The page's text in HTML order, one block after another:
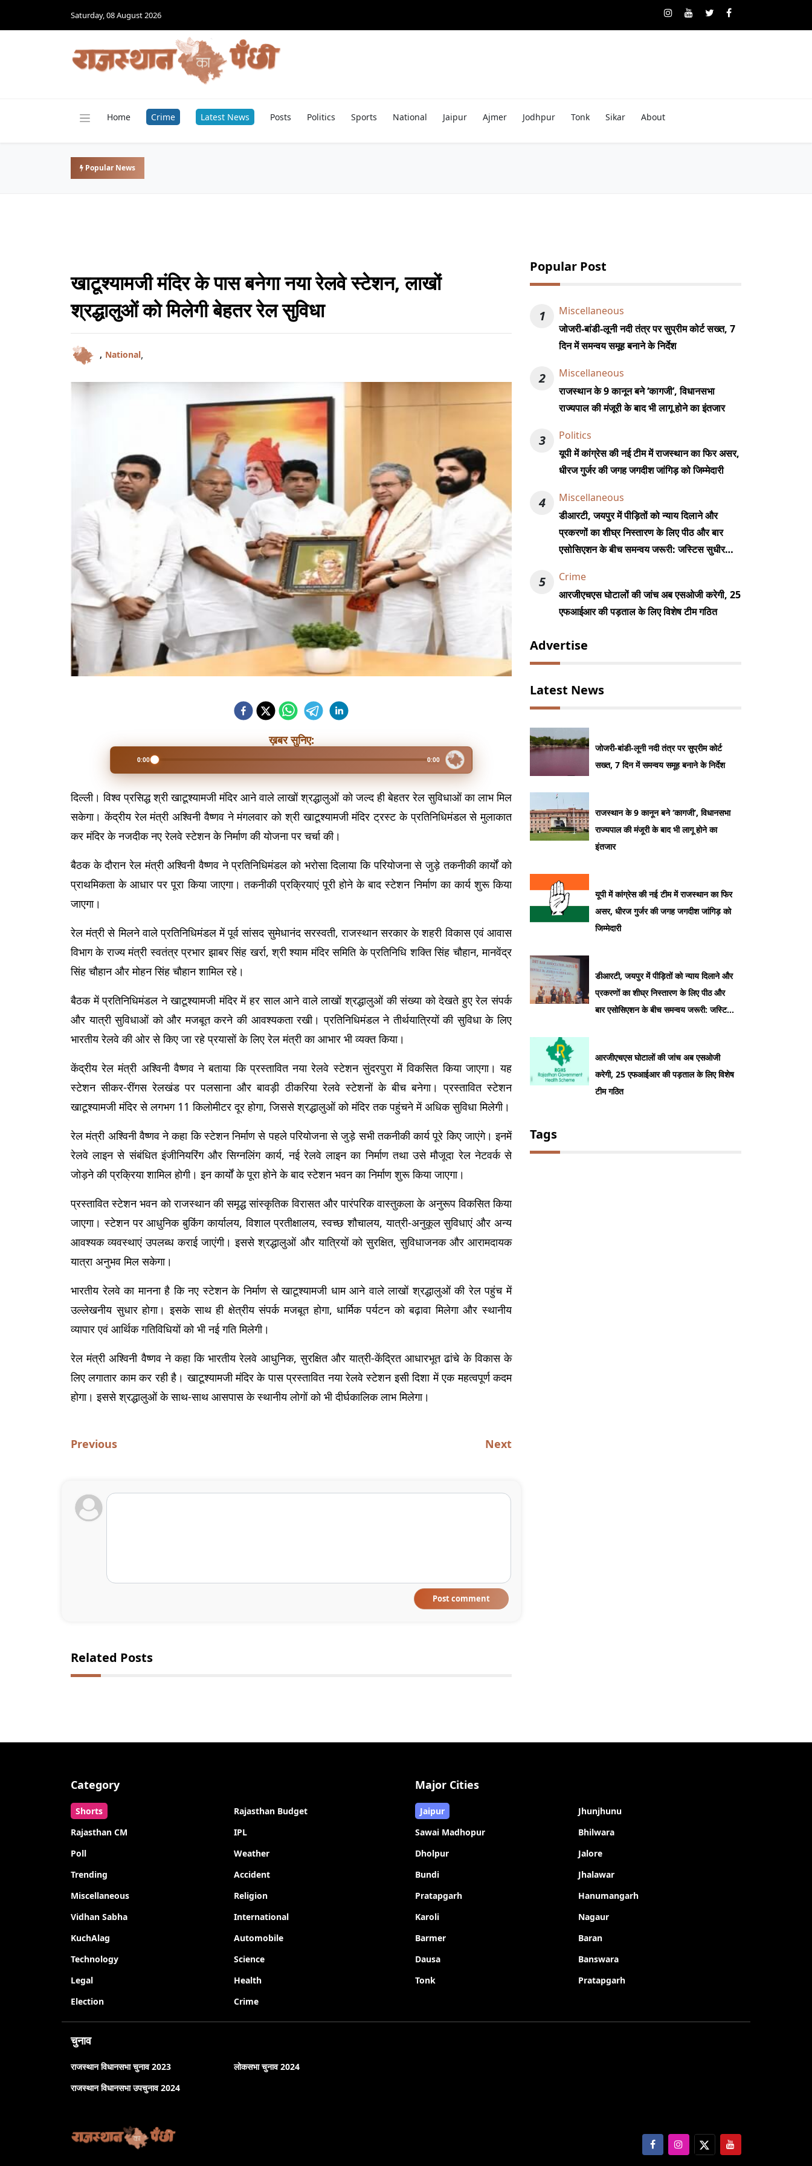
Saturday, 08 August 2026
Home Crime Latest News Posts Politics Sports National Jaipur Ajmer Jodhpur Tonk Sikar About
Popular News
खाटूश्यामजी मंदिर के पास बनेगा नया रेलवे स्टेशन, लाखों
श्रद्धालुओं को मिलेगी बेहतर रेल सुविधा
, National,
ख़बर सुनिए:
0:00 0:00
दिल्ली। विश्व प्रसिद्ध श्री खाटूश्यामजी मंदिर आने वाले लाखों श्रद्धालुओं को जल्द ही बेहतर रेल सुविधाओं का लाभ मिल
सकेगा। केंद्रीय रेल मंत्री अश्विनी वैष्णव ने मंगलवार को श्री खाटूश्यामजी मंदिर ट्रस्ट के प्रतिनिधिमंडल से मुलाकात
कर मंदिर के नजदीक नए रेलवे स्टेशन के निर्माण की योजना पर चर्चा की।
बैठक के दौरान रेल मंत्री अश्विनी वैष्णव ने प्रतिनिधिमंडल को भरोसा दिलाया कि परियोजना से जुड़े तकनीकी कार्यों को
प्राथमिकता के आधार पर पूरा किया जाएगा। तकनीकी प्रक्रियाएं पूरी होने के बाद स्टेशन निर्माण का कार्य शुरू किया
जाएगा।
रेल मंत्री से मिलने वाले प्रतिनिधिमंडल में पूर्व सांसद सुमेधानंद सरस्वती, राजस्थान सरकार के शहरी विकास एवं आवास
विभाग के राज्य मंत्री स्वतंत्र प्रभार झाबर सिंह खर्रा, श्री श्याम मंदिर समिति के प्रतिनिधि शक्ति सिंह चौहान, मानवेंद्र
सिंह चौहान और मोहन सिंह चौहान शामिल रहे।
बैठक में प्रतिनिधिमंडल ने खाटूश्यामजी मंदिर में हर साल आने वाले लाखों श्रद्धालुओं की संख्या को देखते हुए रेल संपर्क
और यात्री सुविधाओं को और मजबूत करने की आवश्यकता रखी। प्रतिनिधिमंडल ने तीर्थयात्रियों की सुविधा के लिए
भारतीय रेलवे की ओर से किए जा रहे प्रयासों के लिए रेल मंत्री का आभार भी व्यक्त किया।
केंद्रीय रेल मंत्री अश्विनी वैष्णव ने बताया कि प्रस्तावित नया रेलवे स्टेशन सुंदरपुरा में विकसित किया जाएगा। यह
स्टेशन सीकर-रींगस रेलखंड पर पलसाना और बावड़ी ठीकरिया रेलवे स्टेशनों के बीच बनेगा। प्रस्तावित स्टेशन
खाटूश्यामजी मंदिर से लगभग 11 किलोमीटर दूर होगा, जिससे श्रद्धालुओं को मंदिर तक पहुंचने में अधिक सुविधा मिलेगी।
रेल मंत्री अश्विनी वैष्णव ने कहा कि स्टेशन निर्माण से पहले परियोजना से जुड़े सभी तकनीकी कार्य पूरे किए जाएंगे। इनमें
रेलवे लाइन से संबंधित इंजीनियरिंग और सिग्नलिंग कार्य, नई रेलवे लाइन का निर्माण तथा उसे मौजूदा रेल नेटवर्क से
जोड़ने की प्रक्रिया शामिल होगी। इन कार्यों के पूरा होने के बाद स्टेशन भवन का निर्माण शुरू किया जाएगा।
प्रस्तावित स्टेशन भवन को राजस्थान की समृद्ध सांस्कृतिक विरासत और पारंपरिक वास्तुकला के अनुरूप विकसित किया
जाएगा। स्टेशन पर आधुनिक बुकिंग कार्यालय, विशाल प्रतीक्षालय, स्वच्छ शौचालय, यात्री-अनुकूल सुविधाएं और अन्य
आवश्यक व्यवस्थाएं उपलब्ध कराई जाएंगी। इससे श्रद्धालुओं और यात्रियों को सुरक्षित, सुविधाजनक और आरामदायक
यात्रा अनुभव मिल सकेगा।
भारतीय रेलवे का मानना है कि नए स्टेशन के निर्माण से खाटूश्यामजी धाम आने वाले लाखों श्रद्धालुओं की रेल पहुंच में
उल्लेखनीय सुधार होगा। इसके साथ ही क्षेत्रीय संपर्क मजबूत होगा, धार्मिक पर्यटन को बढ़ावा मिलेगा और स्थानीय
व्यापार एवं आर्थिक गतिविधियों को भी नई गति मिलेगी।
रेल मंत्री अश्विनी वैष्णव ने कहा कि भारतीय रेलवे आधुनिक, सुरक्षित और यात्री-केंद्रित आधारभूत ढांचे के विकास के
लिए लगातार काम कर रही है। खाटूश्यामजी मंदिर के पास प्रस्तावित नया रेलवे स्टेशन इसी दिशा में एक महत्वपूर्ण कदम
होगा। इससे श्रद्धालुओं के साथ-साथ आसपास के स्थानीय लोगों को भी दीर्घकालिक लाभ मिलेगा।
Previous Next
Post comment
Related Posts
Popular Post
1
Miscellaneous
जोजरी-बांडी-लूनी नदी तंत्र पर सुप्रीम कोर्ट सख्त, 7
दिन में समन्वय समूह बनाने के निर्देश
2
Miscellaneous
राजस्थान के 9 कानून बने ‘कागजी’, विधानसभा
राज्यपाल की मंजूरी के बाद भी लागू होने का इंतजार
3
Politics
यूपी में कांग्रेस की नई टीम में राजस्थान का फिर असर,
धीरज गुर्जर की जगह जगदीश जांगिड़ को जिम्मेदारी
4
Miscellaneous
डीआरटी, जयपुर में पीड़ितों को न्याय दिलाने और
प्रकरणों का शीघ्र निस्तारण के लिए पीठ और बार
एसोसिएशन के बीच समन्वय जरूरी: जस्टिस सुधीर
5
Crime
आरजीएचएस घोटालों की जांच अब एसओजी करेगी, 25
एफआईआर की पड़ताल के लिए विशेष टीम गठित
Advertise
Latest News
जोजरी-बांडी-लूनी नदी तंत्र पर सुप्रीम कोर्ट
सख्त, 7 दिन में समन्वय समूह बनाने के निर्देश
राजस्थान के 9 कानून बने ‘कागजी’, विधानसभा
राज्यपाल की मंजूरी के बाद भी लागू होने का
इंतजार
यूपी में कांग्रेस की नई टीम में राजस्थान का फिर
असर, धीरज गुर्जर की जगह जगदीश जांगिड़ को
जिम्मेदारी
डीआरटी, जयपुर में पीड़ितों को न्याय दिलाने और
प्रकरणों का शीघ्र निस्तारण के लिए पीठ और
बार एसोसिएशन के बीच समन्वय जरूरी: जस्टिस
आरजीएचएस घोटालों की जांच अब एसओजी
करेगी, 25 एफआईआर की पड़ताल के लिए विशेष
टीम गठित
Tags
Category
Shorts
Rajasthan Budget
Rajasthan CM
IPL
Poll
Weather
Trending
Accident
Miscellaneous
Religion
Vidhan Sabha
International
KuchAlag
Automobile
Technology
Science
Legal
Health
Election
Crime
Major Cities
Jaipur
Jhunjhunu
Sawai Madhopur
Bhilwara
Dholpur
Jalore
Bundi
Jhalawar
Pratapgarh
Hanumangarh
Karoli
Nagaur
Barmer
Baran
Dausa
Banswara
Tonk
Pratapgarh
चुनाव
राजस्थान विधानसभा चुनाव 2023
लोकसभा चुनाव 2024
राजस्थान विधानसभा उपचुनाव 2024